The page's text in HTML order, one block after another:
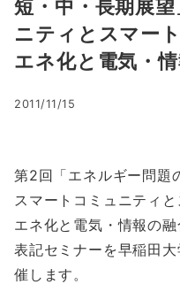
短・中・長期展
ニティとスマー
エネ化と電気・
2011/11/15
第2回「エネルギー問
スマートコミュニティ
エネ化と電気・情報の
表記セミナーを早稲田
催します。